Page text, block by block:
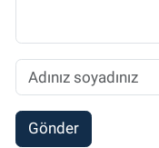
Gönder